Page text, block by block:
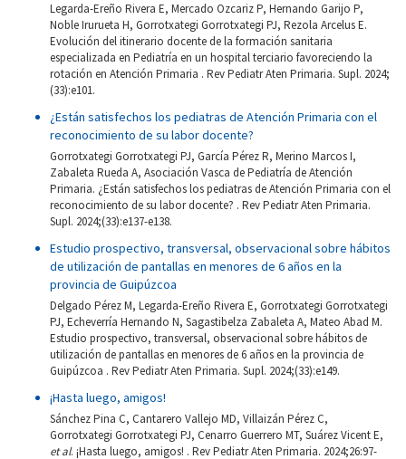
Legarda-Ereño Rivera E, Mercado Ozcariz P, Hernando Garijo P,
Noble Irurueta H, Gorrotxategi Gorrotxategi PJ, Rezola Arcelus E.
Evolución del itinerario docente de la formación sanitaria
especializada en Pediatría en un hospital terciario favoreciendo la
rotación en Atención Primaria . Rev Pediatr Aten Primaria. Supl. 2024;
(33):e101.
¿Están satisfechos los pediatras de Atención Primaria con el
reconocimiento de su labor docente?
Gorrotxategi Gorrotxategi PJ, García Pérez R, Merino Marcos I,
Zabaleta Rueda A, Asociación Vasca de Pediatría de Atención
Primaria. ¿Están satisfechos los pediatras de Atención Primaria con el
reconocimiento de su labor docente? . Rev Pediatr Aten Primaria.
Supl. 2024;(33):e137-e138.
Estudio prospectivo, transversal, observacional sobre hábitos
de utilización de pantallas en menores de 6 años en la
provincia de Guipúzcoa
Delgado Pérez M, Legarda-Ereño Rivera E, Gorrotxategi Gorrotxategi
PJ, Echeverría Hernando N, Sagastibelza Zabaleta A, Mateo Abad M.
Estudio prospectivo, transversal, observacional sobre hábitos de
utilización de pantallas en menores de 6 años en la provincia de
Guipúzcoa . Rev Pediatr Aten Primaria. Supl. 2024;(33):e149.
¡Hasta luego, amigos!
Sánchez Pina C, Cantarero Vallejo MD, Villaizán Pérez C,
Gorrotxategi Gorrotxategi PJ, Cenarro Guerrero MT, Suárez Vicent E,
et al. ¡Hasta luego, amigos! . Rev Pediatr Aten Primaria. 2024;26:97-